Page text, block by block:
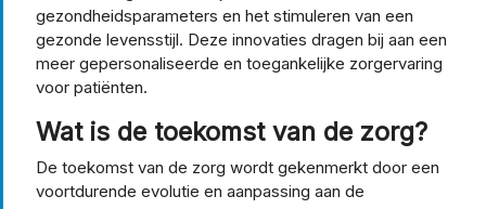
gezondheidsparameters en het stimuleren van een
gezonde levensstijl. Deze innovaties dragen bij aan een
meer gepersonaliseerde en toegankelijke zorgervaring
voor patiënten.
Wat is de toekomst van de zorg?
De toekomst van de zorg wordt gekenmerkt door een
voortdurende evolutie en aanpassing aan de